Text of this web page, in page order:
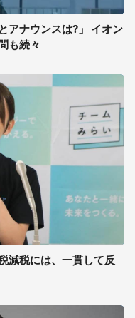
アナウンスは?」 イオン
も続々
減税には、一貫して反